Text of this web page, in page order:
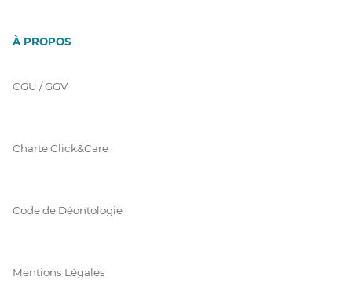
À PROPOS
CGU / GGV
Charte Click&Care
Code de Déontologie
Mentions Légales